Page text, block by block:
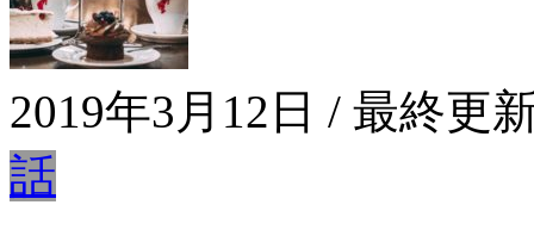
2019年3月12日 / 最終更
話